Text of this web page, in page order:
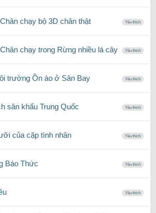
chạy bộ 3D chân thật Yêu thích
chạy trong Rừng nhiều lá cây Yêu thích
trường Ồn ào ở Sân Bay Yêu thích
sân khấu Trung Quốc Yêu thích
của cặp tình nhân Yêu thích
Báo Thức Yêu thích
Yêu thích